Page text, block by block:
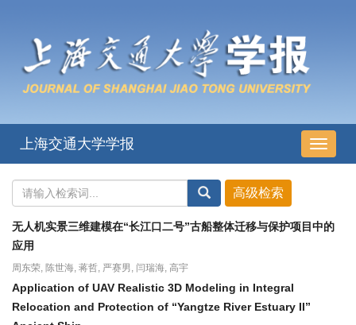
导
航
上海交通大学学报
无人机实景三维建模在“长江口二号”古船整体迁移与保护项目中的
应用
周东荣, 陈世海, 蒋哲, 严赛男, 闫瑞海, 高宇
Application of UAV Realistic 3D Modeling in Integral
Relocation and Protection of “Yangtze River Estuary II”